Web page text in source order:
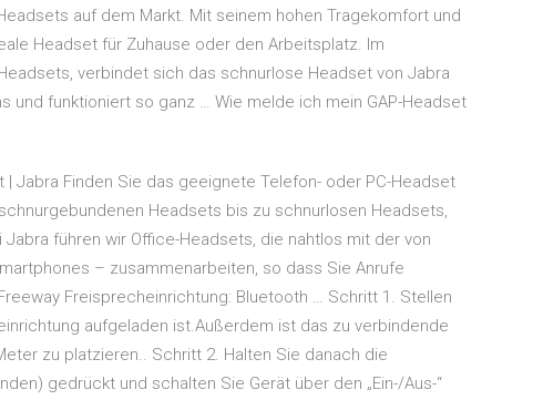
auf dem Markt. Mit seinem hohen Tragekomfort und
Headset für Zuhause oder den Arbeitsplatz. Im
verbindet sich das schnurlose Headset von Jabra
funktioniert so ganz … Wie melde ich mein GAP-Headset
Jabra Finden Sie das geeignete Telefon- oder PC-Headset
Headsets bis zu schnurlosen Headsets,
führen wir Office-Headsets, die nahtlos mit der von
– zusammenarbeiten, so dass Sie Anrufe
Freisprecheinrichtung: Bluetooth … Schritt 1. Stellen
aufgeladen ist.Außerdem ist das zu verbindende
zu platzieren.. Schritt 2. Halten Sie danach die
gedrückt und schalten Sie Gerät über den „Ein-/Aus-“